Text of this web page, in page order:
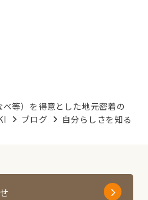
等）を得意とした地元密着の
ブログ 自分らしさを知る